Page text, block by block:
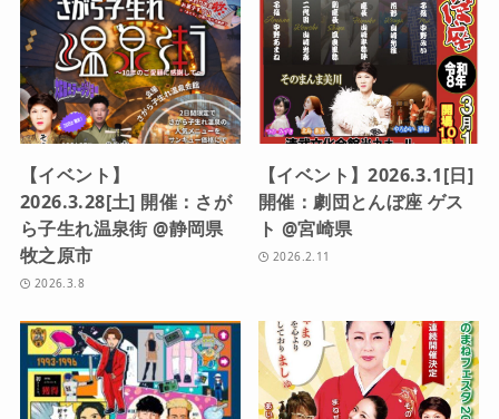
【イベント】
2026.3.28[土] 開催：さが
ら子生れ温泉街 @静岡県
牧之原市
2026.3.8
【イベント】2026.3.1[日]
開催：劇団とんぼ座 ゲス
ト @宮崎県
2026.2.11